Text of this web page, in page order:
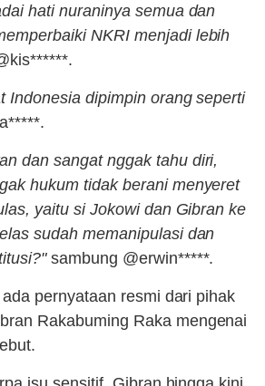
hati nuraninya semua dan
NKRI menjadi lebih
Indonesia dipimpin orang seperti
dan sangat nggak tahu diri,
hukum tidak berani menyeret
yaitu si Jokowi dan Gibran ke
sudah memanipulasi dan
sambung @erwin*****.
pernyataan resmi dari pihak
Rakabuming Raka mengenai